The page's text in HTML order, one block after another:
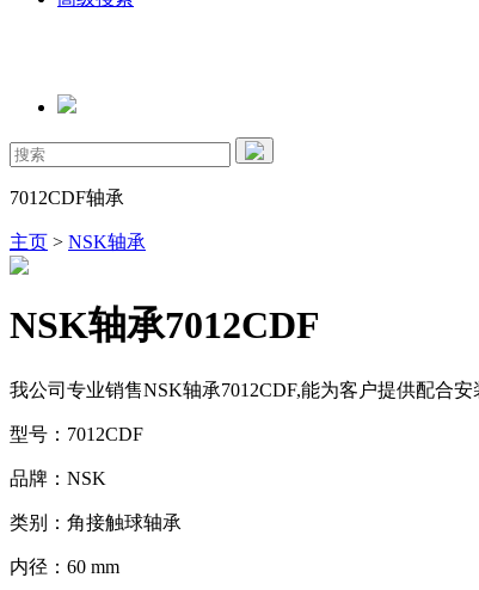
7012CDF轴承
主页 > NSK轴承
NSK轴承7012CDF
我公司专业销售NSK轴承7012CDF,能为客户提供配合
型号：7012CDF
品牌：NSK
类别：角接触球轴承
内径：60 mm